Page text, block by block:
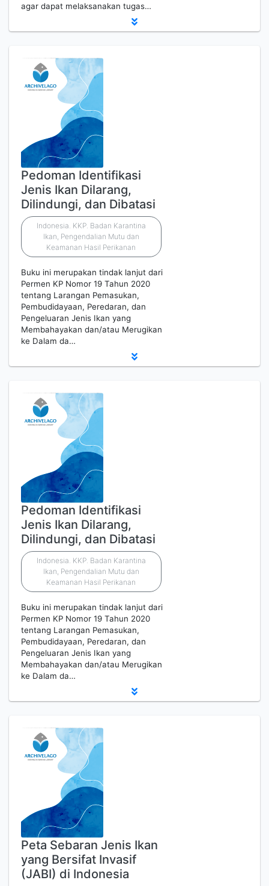
agar dapat melaksanakan tugas…
Pedoman Identifikasi
Jenis Ikan Dilarang,
Dilindungi, dan Dibatasi
Indonesia. KKP. Badan Karantina
Ikan, Pengendalian Mutu dan
Keamanan Hasil Perikanan
Buku ini merupakan tindak lanjut dari
Permen KP Nomor 19 Tahun 2020
tentang Larangan Pemasukan,
Pembudidayaan, Peredaran, dan
Pengeluaran Jenis Ikan yang
Membahayakan dan/atau Merugikan
ke Dalam da…
Pedoman Identifikasi
Jenis Ikan Dilarang,
Dilindungi, dan Dibatasi
Indonesia. KKP. Badan Karantina
Ikan, Pengendalian Mutu dan
Keamanan Hasil Perikanan
Buku ini merupakan tindak lanjut dari
Permen KP Nomor 19 Tahun 2020
tentang Larangan Pemasukan,
Pembudidayaan, Peredaran, dan
Pengeluaran Jenis Ikan yang
Membahayakan dan/atau Merugikan
ke Dalam da…
Peta Sebaran Jenis Ikan
yang Bersifat Invasif
(JABI) di Indonesia